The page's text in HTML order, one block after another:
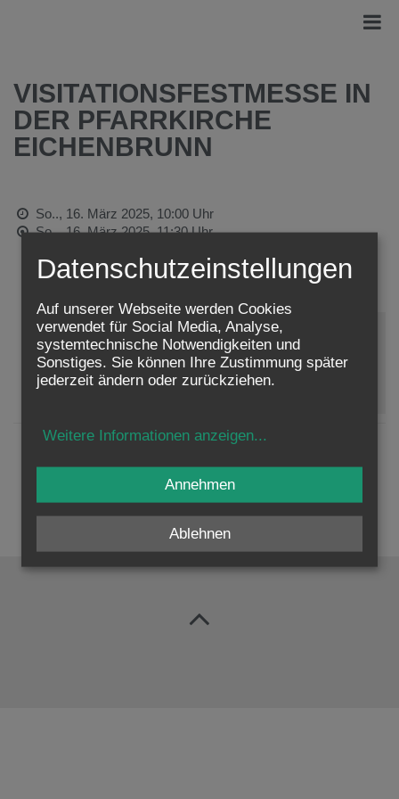
VISITATIONSFESTMESSE IN
DER PFARRKIRCHE
EICHENBRUNN
So.., 16. März 2025, 10:00 Uhr
So.., 16. März 2025,11:30 Uhr
Adresse:
Eichenbrunn
Zustimmung erforderlich!
Bitte akzeptieren Sie
Cookies von Google Maps
Datenschutzeinstellungen
Auf unserer Webseite werden Cookies
verwendet für Social Media, Analyse,
systemtechnische Notwendigkeiten und
Sonstiges. Sie können Ihre Zustimmung später
jederzeit ändern oder zurückziehen.
Weitere Informationen anzeigen...
Ablehnen
Annehmen